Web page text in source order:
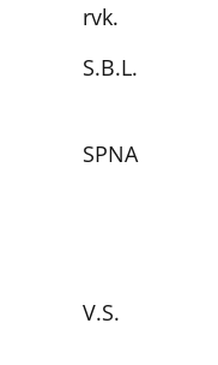
rvk.
S.B.L.
SPNA
V.S.